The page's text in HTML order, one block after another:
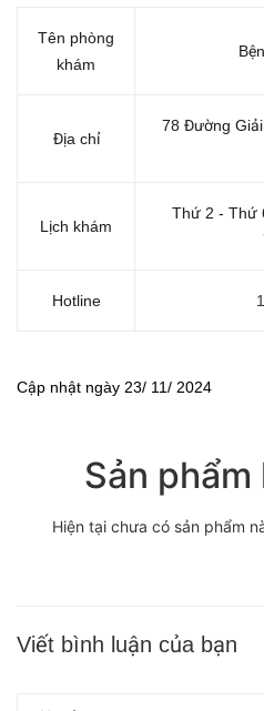
Tên phòng
khám
Địa chỉ
78 Đường
Lịch khám
Thứ 2 - Thứ
Hotline
Cập nhật ngày 23/ 11/ 2024
Sản
Hiện tại chưa có sản phẩm
Viết bình luận của bạn